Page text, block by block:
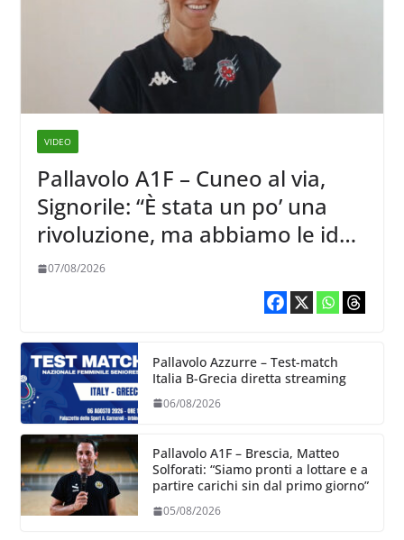
VIDEO
Pallavolo A1F – Cuneo al via,
Signorile: “È stata un po’ una
rivoluzione, ma abbiamo le idee
chiare siu cosa vogliamo fare”
07/08/2026
Pallavolo Azzurre – Test-match
Italia B-Grecia diretta streaming
06/08/2026
Pallavolo A1F – Brescia, Matteo
Solforati: “Siamo pronti a lottare e a
partire carichi sin dal primo giorno”
05/08/2026